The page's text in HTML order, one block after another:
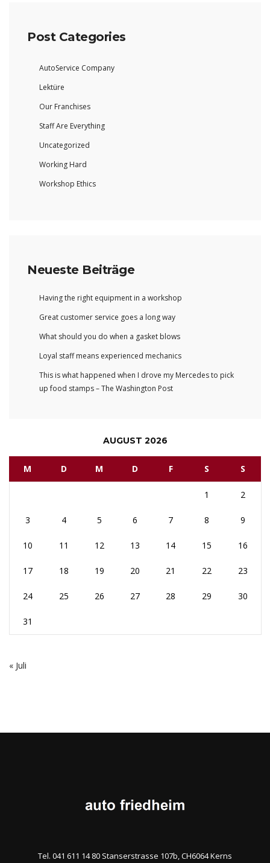
Post Categories
AutoService Company
Lektüre
Our Franchises
Staff Are Everything
Uncategorized
Working Hard
Workshop Ethics
Neueste Beiträge
Having the right equipment in a workshop
Great customer service goes a long way
What should you do when a gasket blows
Loyal staff means experienced mechanics
This is what happened when I drove my Mercedes to pick
up food stamps – The Washington Post
AUGUST 2026
M D M D F S S
1 2
3 4 5 6 7 8 9
10 11 12 13 14 15 16
17 18 19 20 21 22 23
24 25 26 27 28 29 30
31
« Juli
Tel. 041 611 14 80 Stanserstrasse 107b, CH6064 Kerns